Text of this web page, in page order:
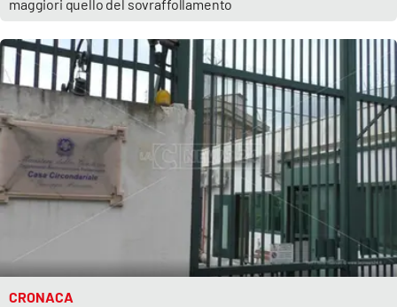
maggiori quello del sovraffollamento
CRONACA